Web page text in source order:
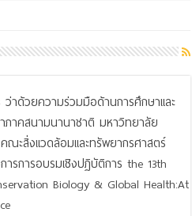
าด้วยความร่วมมือด้านการศึกษาและ
าคสนามนานาชาติ มหาวิทยาลัย
ณะสิ่งแวดล้อมและทรัพยากรศาสตร์
รการอบรมเชิงปฏิบัติการ the 13th
Biology & Global Health:At